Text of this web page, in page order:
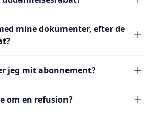
mine dokumenter, efter de
jeg mit abonnement?
om en refusion?